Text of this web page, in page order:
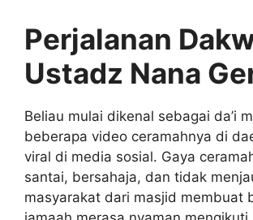
Perjalanan
Ustadz Nana
Beliau mulai dikenal sebagai da’i
beberapa video ceramahnya di
viral di media sosial. Gaya
santai, bersahaja, dan tidak
masyarakat dari masjid membuat